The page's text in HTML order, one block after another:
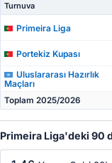
Turnuva
Primeira Liga
Portekiz Kupası
Uluslararası Hazırlık
Maçları
Toplam 2025/2026
Primeira Liga'deki 90